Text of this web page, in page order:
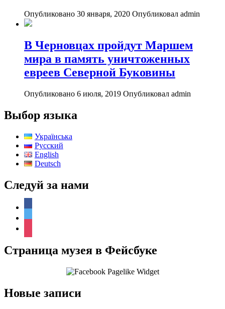
Опубликовано 30 января, 2020 Опубликовал admin
В Черновцах пройдут Маршем
мира в память уничтоженных
евреев Северной Буковины
Опубликовано 6 июля, 2019 Опубликовал admin
Выбор языка
Українська
Русский
English
Deutsch
Следуй за нами
Страница музея в Фейсбуке
Новые записи